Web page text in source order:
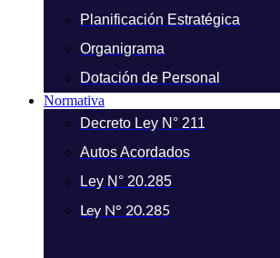
Planificación Estratégica
Organigrama
Dotación de Personal
Normativa
Decreto Ley N° 211
Autos Acordados
Ley N° 20.285
Ley N° 20.285